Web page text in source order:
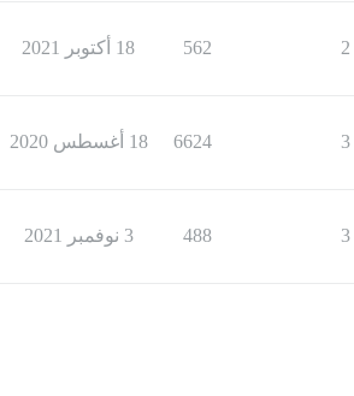
2
562 18 أكتوبر 2021
3
6624 18 أغسطس 2020
3
488 3 نوفمبر 2021